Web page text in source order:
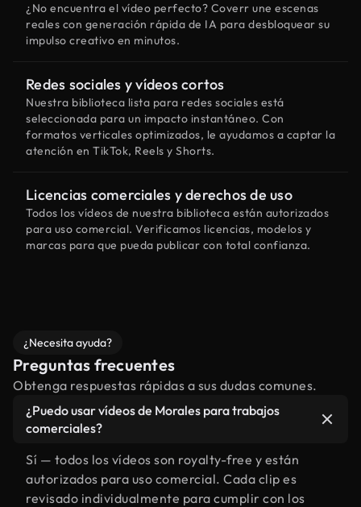
¿No encuentra el vídeo perfecto? Coverr une escenas
reales con generación rápida de IA para desbloquear su
impulso creativo en minutos.
Redes sociales y vídeos cortos
Nuestra biblioteca lista para redes sociales está
seleccionada para un impacto instantáneo. Con
formatos verticales optimizados, le ayudamos a captar la
atención en TikTok, Reels y Shorts.
Licencias comerciales y derechos de uso
Todos los vídeos de nuestra biblioteca están autorizados
para uso comercial. Verificamos licencias, modelos y
marcas para que pueda publicar con total confianza.
¿Necesita ayuda?
Preguntas frecuentes
Obtenga respuestas rápidas a sus dudas comunes.
¿Puedo usar vídeos de Morales para trabajos
comerciales?
Sí — todos los vídeos son royalty-free y están
autorizados para uso comercial. Cada clip es
revisado individualmente para cumplir con los